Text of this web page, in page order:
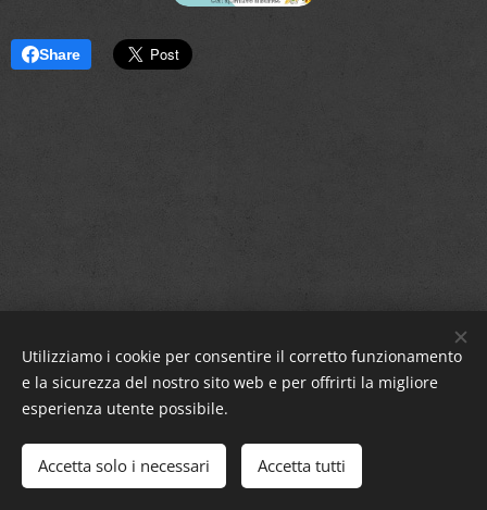
Share
Sm!leFra84 ®
Cookies
Utilizziamo i cookie per consentire il corretto funzionamento
e la sicurezza del nostro sito web e per offrirti la migliore
esperienza utente possibile.
Accetta solo i necessari Accetta tutti